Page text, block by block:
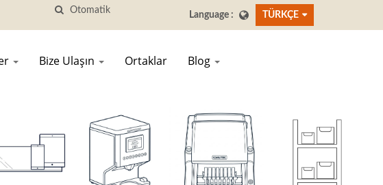
TÜRKÇE
Bize Ulaşın Ortaklar Blog